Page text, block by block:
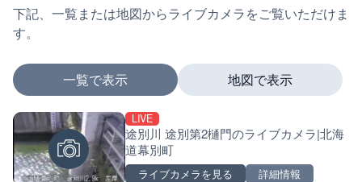
下記、一覧または地図からライブカメラをご覧いただけま
す。
一覧で表示
LIVE
途別川 途別第2樋門のライブカメラ|北海
道幕別町
ライブカメラを見る 詳細情報
地図で表示
マーカーをタップするとライブカメラの詳細が表示さ